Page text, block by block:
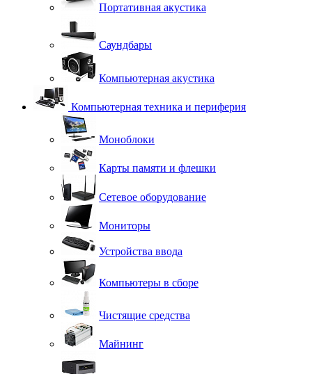
Портативная акустика
Саундбары
Компьютерная акустика
Компьютерная техника и периферия
Моноблоки
Карты памяти и флешки
Сетевое оборудование
Мониторы
Устройства ввода
Компьютеры в сборе
Чистящие средства
Майнинг